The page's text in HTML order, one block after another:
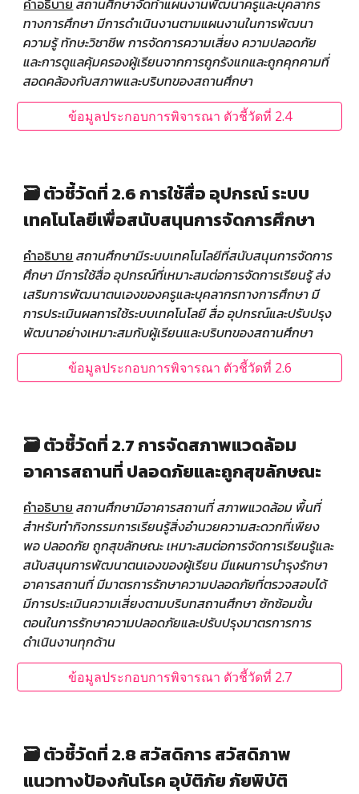
คำอธิบาย สถานศึกษาจัดทำแผนงานพัฒนาครูและบุคลากร
ทางการศึกษา มีการดำเนินงานตามแผนงานในการพัฒนา
ความรู้ ทักษะวิชาชีพ การจัดการความเสี่ยง ความปลอดภัย
และการดูแลคุ้มครองผู้เรียนจากการถูกรังแกและถูกคุกคามที่
สอดคล้องกับสภาพและบริบทของสถานศึกษา
ข้อมูลประกอบการพิจารณา ตัวชี้วัดที่ 2.4
🗃️ ตัวชี้วัดที่ 2.6 การใช้สื่อ อุปกรณ์ ระบบ
เทคโนโลยีเพื่อสนับสนุนการจัดการศึกษา
คำอธิบาย สถานศึกษามีระบบเทคโนโลยีที่สนับสนุนการจัดการ
ศึกษา มีการใช้สื่อ อุปกรณ์ที่เหมาะสมต่อการจัดการเรียนรู้ ส่ง
เสริมการพัฒนาตนเองของครูและบุคลากรทางการศึกษา มี
การประเมินผลการใช้ระบบเทคโนโลยี สื่อ อุปกรณ์และปรับปรุง
พัฒนาอย่างเหมาะสมกับผู้เรียนและบริบทของสถานศึกษา
ข้อมูลประกอบการพิจารณา ตัวชี้วัดที่ 2.6
🗃️ ตัวชี้วัดที่ 2.7 การจัดสภาพแวดล้อม
อาคารสถานที่ ปลอดภัยและถูกสุขลักษณะ
คำอธิบาย สถานศึกษามีอาคารสถานที่ สภาพแวดล้อม พื้นที่
สำหรับทำกิจกรรมการเรียนรู้สิ่งอำนวยความสะดวกที่เพียง
พอ ปลอดภัย ถูกสุขลักษณะ เหมาะสมต่อการจัดการเรียนรู้และ
สนับสนุนการพัฒนาตนเองของผู้เรียน มีแผนการบำรุงรักษา
อาคารสถานที่ มีมาตรการรักษาความปลอดภัยที่ตรวจสอบได้
มีการประเมินความเสี่ยงตามบริบทสถานศึกษา ซักซ้อมขั้น
ตอนในการรักษาความปลอดภัยและปรับปรุงมาตรการการ
ดำเนินงานทุกด้าน
ข้อมูลประกอบการพิจารณา ตัวชี้วัดที่ 2.7
🗃️ ตัวชี้วัดที่ 2.8 สวัสดิการ สวัสดิภาพ
แนวทางป้องกันโรค อุบัติภัย ภัยพิบัติ